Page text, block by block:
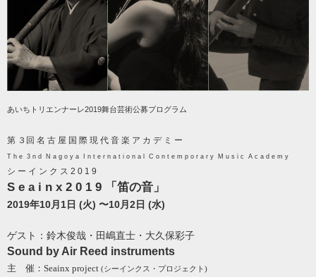
あいちトリエンナーレ2019舞台芸術公募プログラム
第 ３回 名 古 屋 国 際 現 代 音 楽 ア カ デ ミ ー
T h e 3 n d N a g o y a I n t e r n a t i o n a l C o n t e m p o r a r y M u s i c A c a d e m y
シ ー イ ン ク ス 2 0 1 9
S e a i n x 2 0 1 9 「笛の音」
2019年10月1日 (火) 〜10月2日 (水)
ゲスト：鈴木俊哉・田嶋直士・大久保彩子
Sound by Air Reed instruments
主 催： Seainx project (シーインクス・プロジェクト)